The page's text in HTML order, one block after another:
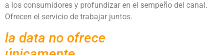
a los consumidores y profundizar en el sempeño del canal.
Ofrecen el servicio de trabajar juntos.
la data no ofrece